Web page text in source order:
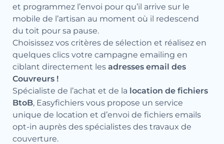
et programmez l’envoi pour qu’il arrive sur le
mobile de l’artisan au moment où il redescend
du toit pour sa pause.
Choisissez vos critères de sélection et réalisez en
quelques clics votre campagne emailing en
ciblant directement les adresses email des
Couvreurs !
Spécialiste de l’achat et de la location de fichiers
BtoB, Easyfichiers vous propose un service
unique de location et d’envoi de fichiers emails
opt-in auprès des spécialistes des travaux de
couverture.